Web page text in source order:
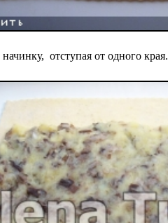
отступая от одного края.